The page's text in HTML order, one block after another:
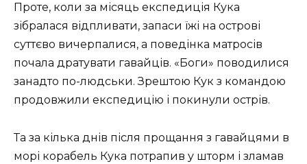
Проте, коли за місяць експедиція Кука
зібралася відпливати, запаси їжі на острові
суттєво вичерпалися, а поведінка матросів
почала дратувати гавайців. «Боги» поводилися
занадто по-людськи. Зрештою Кук з командою
продовжили експедицію і покинули острів.
Та за кілька днів після прощання з гавайцями в
морі корабель Кука потрапив у шторм і зламав